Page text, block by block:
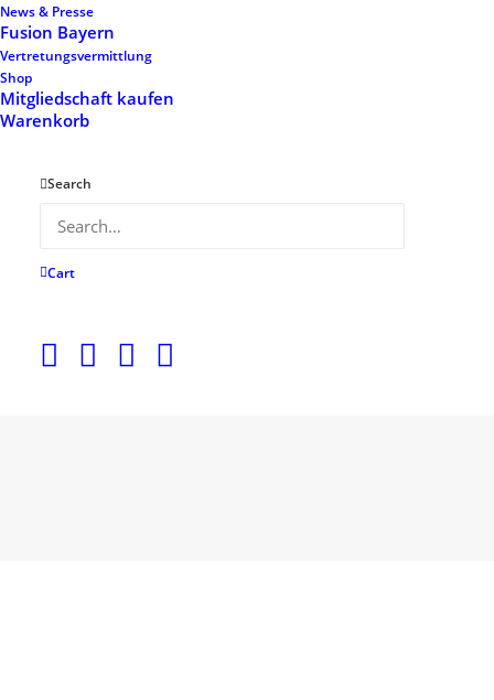
News & Presse
Fusion Bayern
Vertretungsvermittlung
Shop
Mitgliedschaft kaufen
Warenkorb
Search
Cart